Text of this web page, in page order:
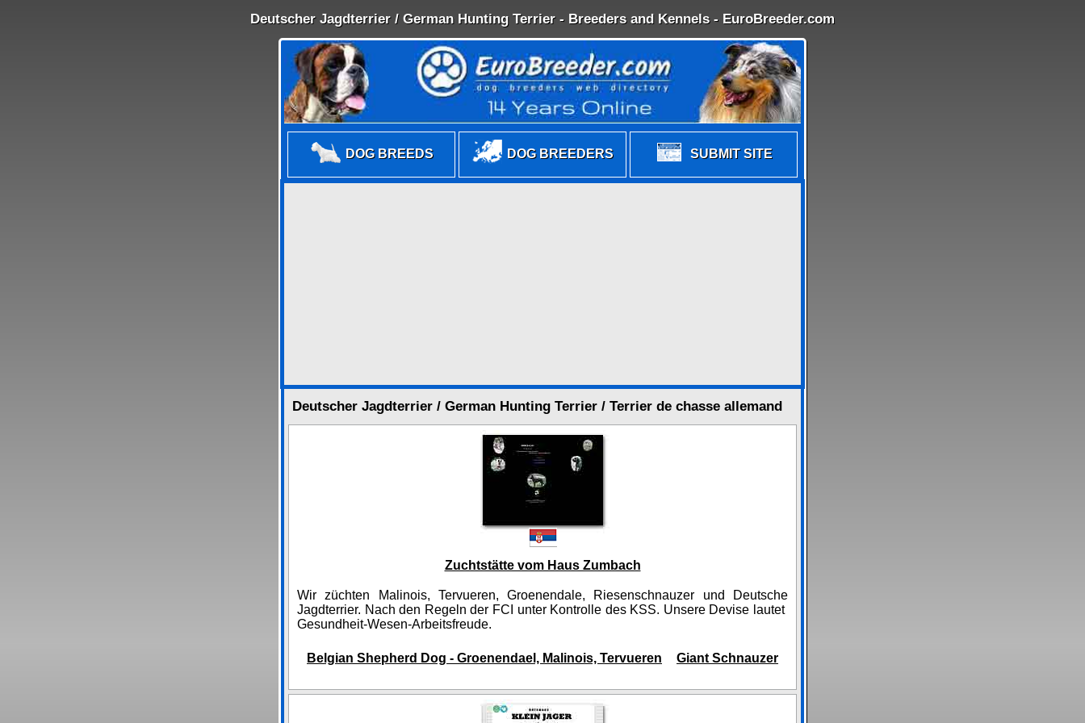
Deutscher Jagdterrier / German Hunting Terrier - Breeders and Kennels - EuroBreeder.com
DOG BREEDS DOG BREEDERS SUBMIT SITE
Deutscher Jagdterrier / German Hunting Terrier / Terrier de chasse allemand
Zuchtstätte vom Haus Zumbach
Wir züchten Malinois, Tervueren, Groenendale, Riesenschnauzer und Deutsche
Jagdterrier. Nach den Regeln der FCI unter Kontrolle des KSS. Unsere Devise lautet
Gesundheit-Wesen-Arbeitsfreude.
Belgian Shepherd Dog - Groenendael, Malinois, Tervueren Giant Schnauzer